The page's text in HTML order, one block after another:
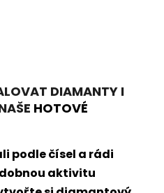
DIAMANTY I
HOTOVÉ
podle čísel a rádi
aktivitu